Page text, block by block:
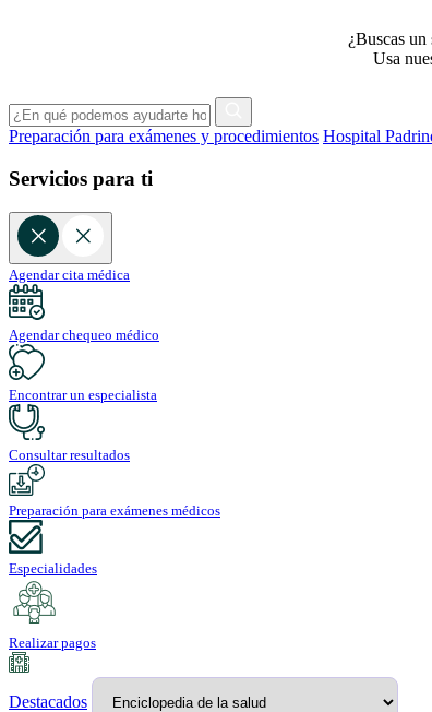
¿Buscas
Usa
Preparación para exámenes y procedimientos Hospital
Servicios para ti
Agendar cita médica
Agendar chequeo médico
Encontrar un especialista
Consultar resultados
Preparación para exámenes médicos
Especialidades
Realizar pagos
Destacados